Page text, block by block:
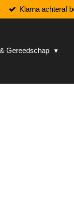
Klarna achteraf
Gereedschap